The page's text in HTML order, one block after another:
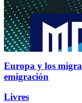
Europa y los
emigración
Livres